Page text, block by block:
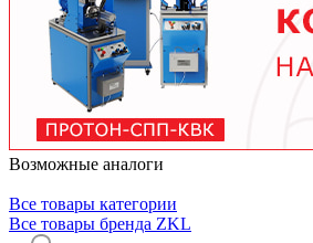
материалы.
Возможные аналоги
Все товары категории
Все товары бренда ZKL